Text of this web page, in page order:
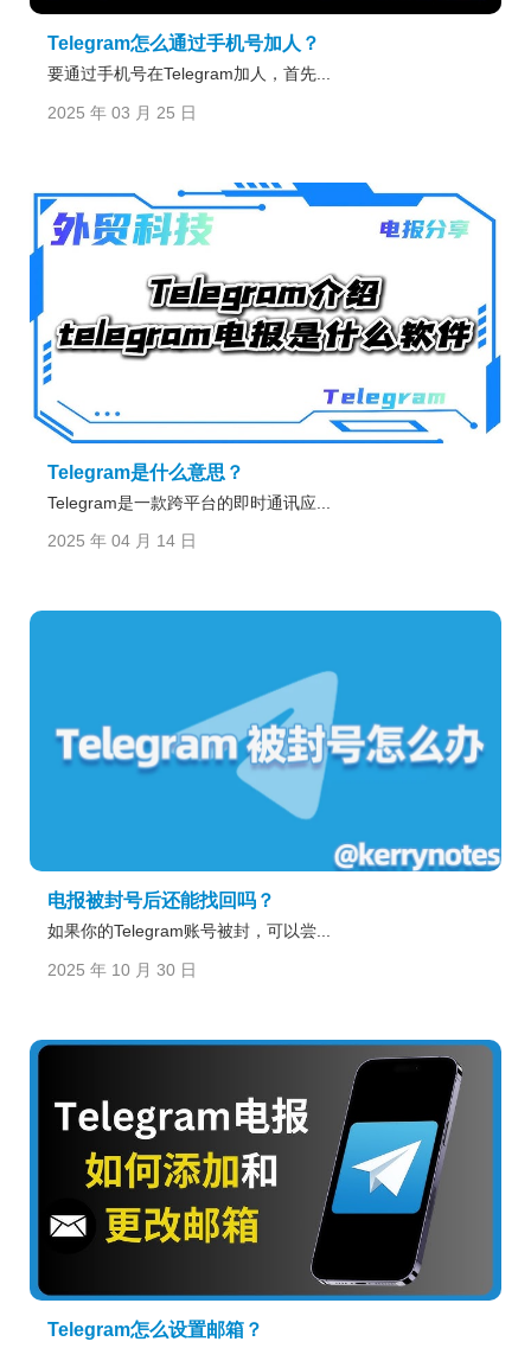
Telegram怎么通过手机号加人？
要通过手机号在Telegram加人，首先...
2025 年 03 月 25 日
Telegram是什么意思？
Telegram是一款跨平台的即时通讯应...
2025 年 04 月 14 日
电报被封号后还能找回吗？
如果你的Telegram账号被封，可以尝...
2025 年 10 月 30 日
Telegram怎么设置邮箱？